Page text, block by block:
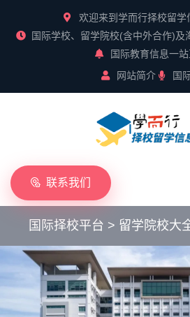
欢迎来到学而行择校留学
国际学校、留学院校(含中外合作)及
国际教育信息一站
网站简介
国
联系我们
国际择校平台 > 留学院校大